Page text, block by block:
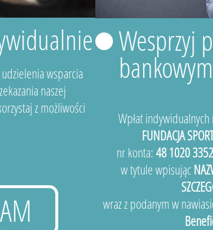
wsparcia
naszej
z możliwości
Wesprzyj
bankowym
Wpłat
FUNDACJA
nr konta: 48 1020
w tytule wpisując
wraz z podanym w